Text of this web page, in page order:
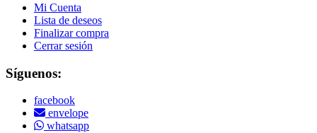
Mi Cuenta
Lista de deseos
Finalizar compra
Cerrar sesión
Síguenos:
facebook
envelope
whatsapp